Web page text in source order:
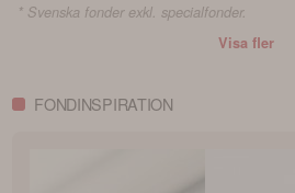
* Svenska fonder exkl. specialfonder.
Visa fler
FONDINSPIRATION